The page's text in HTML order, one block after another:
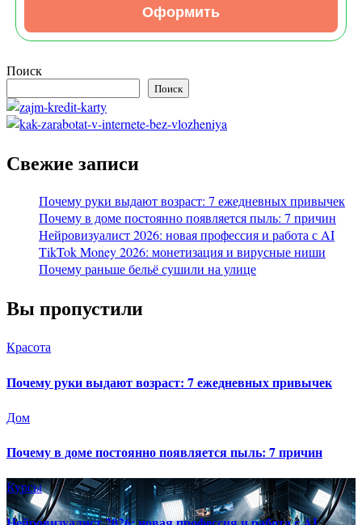
Оформить
Поиск
Поиск
Свежие записи
Почему руки выдают возраст: 7 ежедневных привычек
Почему в доме постоянно появляется пыль: 7 причин
Нейровизуалист 2026: новая профессия и работа с AI
TikTok Money 2026: монетизация и вирусные ниши
Почему раньше бельё сушили на улице
Вы пропустили
Красота
Почему руки выдают возраст: 7 ежедневных привычек
Дом
Почему в доме постоянно появляется пыль: 7 причин
Курсы